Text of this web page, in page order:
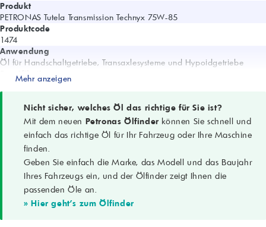
Produkt
PETRONAS Tutela Transmission Technyx 75W-85
Produktcode
1474
Anwendung
Öl für Handschaltgetriebe, Transaxlesysteme und Hypoidgetriebe
Spezifikationen
SAE 75W-85; API GL 4 Plus; FIAT 9.55550-MX3 (Contractual Technical
Dichte (15°C)
0,865 g/cm³ (ASTM D4052)
Viskosität @ 100°C
Viskositätsindex
>160 (ASTM D2270)
Viskosität bei 0°C
500 cSt (ASTM D445)
Viskosität bei -40°C
40000 cPs (ASTM D2983)
Flammpunkt (COC)
Mehr anzeigen
Nicht sicher, welches Öl das richtige für Sie ist?
Mit dem neuen Petronas Ölfinder können Sie schnell und
einfach das richtige Öl für Ihr Fahrzeug oder Ihre Maschine
finden.
Geben Sie einfach die Marke, das Modell und das Baujahr
Ihres Fahrzeugs ein, und der Ölfinder zeigt Ihnen die
passenden Öle an.
» Hier geht's zum Ölfinder